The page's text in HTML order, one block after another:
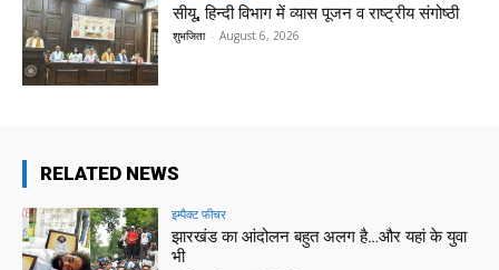
सीयू, हिन्दी विभाग में व्यास पूजन व राष्ट्रीय संगोष्ठी
शुभजिता - August 6, 2026
RELATED NEWS
इम्पैक्ट फीचर
झारखंड का आंदोलन बहुत अलग है…और यहां के युवा
भी